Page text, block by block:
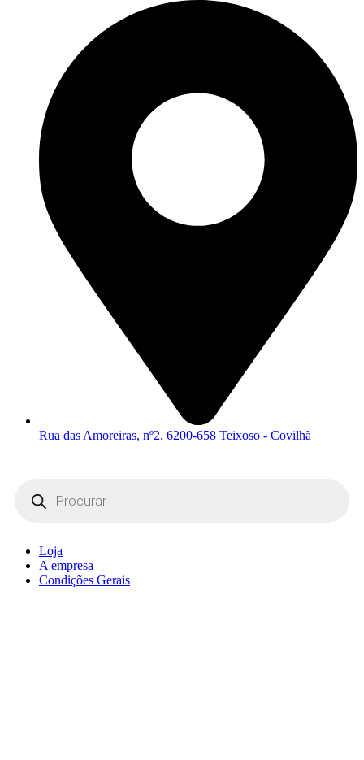
Rua das Amoreiras, nº2, 6200-658 Teixoso - Covilhã
search
Loja
A empresa
Condições Gerais